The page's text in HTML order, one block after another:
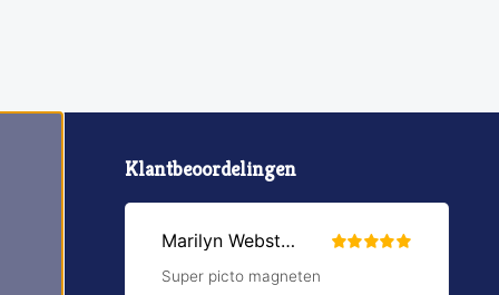
Klantbeoordelingen